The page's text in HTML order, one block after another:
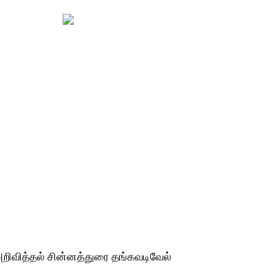
சின்னத்துரை தங்கவடிவேல்